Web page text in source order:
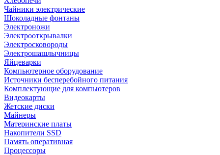
Чайники электрические
Шоколадные фонтаны
Электроножи
Электрооткрывалки
Электросковороды
Электрошашлычницы
Яйцеварки
Компьютерное оборудование
Источники бесперебойного питания
Комплектующие для компьютеров
Видеокарты
Жетские диски
Майнеры
Материнские платы
Накопители SSD
Память оперативная
Процессоры